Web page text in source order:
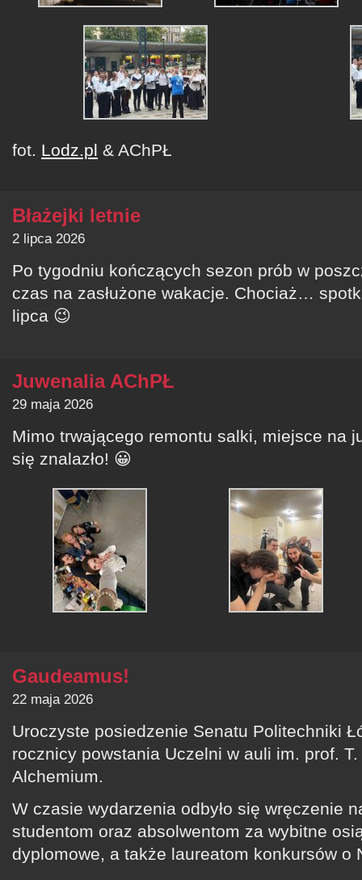
fot. Lodz.pl & AChPŁ
Błażejki letnie
2 lipca 2026
Po tygodniu kończących sezon prób w
czas na zasłużone wakacje. Chociaż…
lipca 😉
Juwenalia AChPŁ
29 maja 2026
Mimo trwającego remontu salki, miejsce na
się znalazło! 😀
Gaudeamus!
22 maja 2026
Uroczyste posiedzenie Senatu Politechniki
rocznicy powstania Uczelni w auli im. prof.
Alchemium.
W czasie wydarzenia odbyło się wręczenie
studentom oraz absolwentom za wybitne
dyplomowe, a także laureatom konkursów o